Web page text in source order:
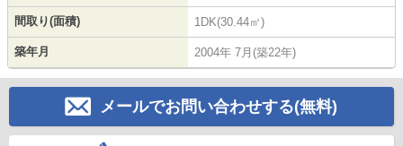
間取り(面積) 1DK(30.44㎡)
築年月 2004年 7月(築22年)
メールでお問い合わせする(無料)